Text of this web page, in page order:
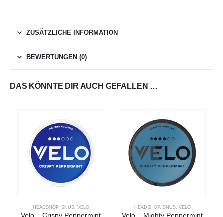
ZUSÄTZLICHE INFORMATION
BEWERTUNGEN (0)
DAS KÖNNTE DIR AUCH GEFALLEN …
HEADSHOP, SNUS, VELO
Velo – Crispy Peppermint
HEADSHOP, SNUS, VELO
Velo – Mighty Peppermint